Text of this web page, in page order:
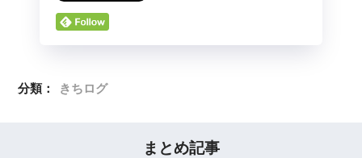
分類： きちログ
まとめ記事